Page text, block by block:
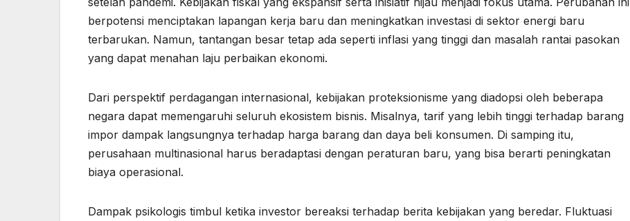
berpotensi menciptakan lapangan kerja baru dan meningkatkan investasi di sektor energi baru
terbarukan. Namun, tantangan besar tetap ada seperti inflasi yang tinggi dan masalah rantai pasokan
yang dapat menahan laju perbaikan ekonomi.
Dari perspektif perdagangan internasional, kebijakan proteksionisme yang diadopsi oleh beberapa
negara dapat memengaruhi seluruh ekosistem bisnis. Misalnya, tarif yang lebih tinggi terhadap barang
impor dampak langsungnya terhadap harga barang dan daya beli konsumen. Di samping itu,
perusahaan multinasional harus beradaptasi dengan peraturan baru, yang bisa berarti peningkatan
biaya operasional.
Dampak psikologis timbul ketika investor bereaksi terhadap berita kebijakan yang beredar. Fluktuasi